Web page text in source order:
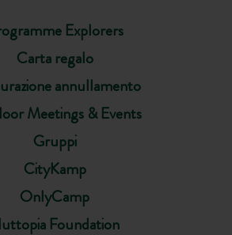
Explorers
Carta regalo
annullamento
Meetings & Events
Gruppi
CityKamp
OnlyCamp
Foundation